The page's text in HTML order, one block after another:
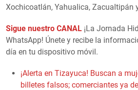
Xochicoatlán, Yahualica, Zacualtipán
Sigue nuestro CANAL ¡La Jornada
WhatsApp! Únete y recibe la
día en tu dispositivo móvil.
¡Alerta en Tizayuca! Buscan a
billetes falsos; comerciantes ya